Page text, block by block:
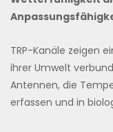
TRP-Kanäle zeigen
ihrer Umwelt
Antennen, die
erfassen und in